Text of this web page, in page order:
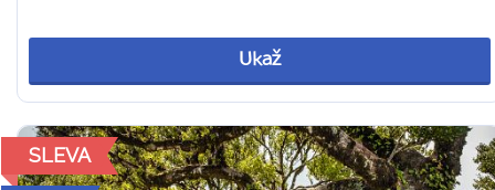
Ukaž
SLEVA